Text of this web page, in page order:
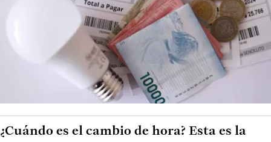
¿Cuándo es el cambio de hora? Esta es la